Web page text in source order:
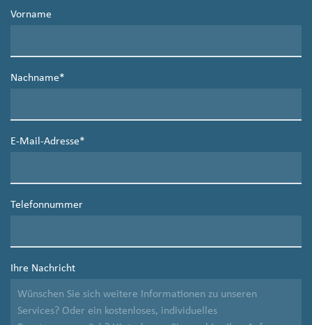
Vorname
Nachname*
E-Mail-Adresse*
Telefonnummer
Ihre Nachricht